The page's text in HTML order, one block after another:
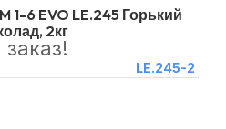
1-6 EVO LE.245 Горький
2кг
LE.245-2
заказ!